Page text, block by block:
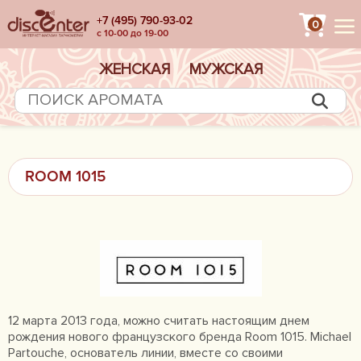
+7 (495) 790-93-02
с 10-00 до 19-00
0
ЖЕНСКАЯ МУЖСКАЯ
ROOM 1015
12 марта 2013 года, можно считать настоящим днем
рождения нового французского бренда Room 1015. Michael
Partouche, основатель линии, вместе со своими